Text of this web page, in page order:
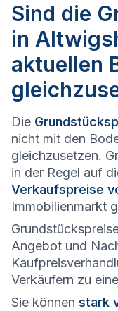
Sind die
in
aktuellen
Die
nicht mit den
gleichzusetzen.
in der Regel auf
Verkaufspreise
Immobilienmarkt
Angebot und
Verkäufern zu
Sie können stark